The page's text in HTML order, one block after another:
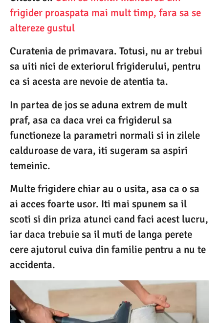
frigider proaspata mai mult timp, fara sa se
altereze gustul
Curatenia de primavara. Totusi, nu ar trebui
sa uiti nici de exteriorul frigiderului, pentru
ca si acesta are nevoie de atentia ta.
In partea de jos se aduna extrem de mult
praf, asa ca daca vrei ca frigiderul sa
functioneze la parametri normali si in zilele
calduroase de vara, iti sugeram sa aspiri
temeinic.
Multe frigidere chiar au o usita, asa ca o sa
ai acces foarte usor. Iti mai spunem sa il
scoti si din priza atunci cand faci acest lucru,
iar daca trebuie sa il muti de langa perete
cere ajutorul cuiva din familie pentru a nu te
accidenta.